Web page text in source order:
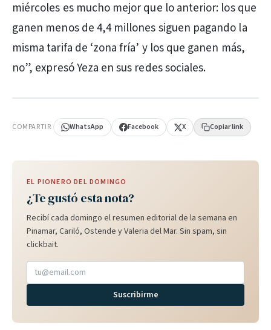
miércoles es mucho mejor que lo anterior: los que
ganen menos de 4,4 millones siguen pagando la
misma tarifa de ‘zona fría’ y los que ganen más,
no”, expresó Yeza en sus redes sociales.
COMPARTIR WhatsApp Facebook X Copiar link
EL PIONERO DEL DOMINGO
¿Te gustó esta nota?
Recibí cada domingo el resumen editorial de la semana en
Pinamar, Cariló, Ostende y Valeria del Mar. Sin spam, sin
clickbait.
Suscribirme